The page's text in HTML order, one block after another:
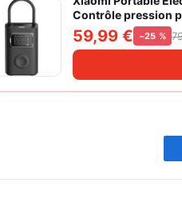
Contrôle pression
grand cylindre à air
59,99 € −25 %